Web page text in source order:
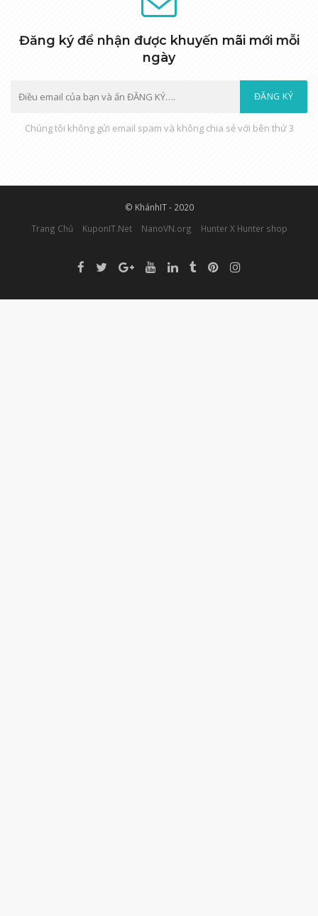
Đăng ký để nhận được khuyến mãi mới mỗi
ngày
ĐĂNG KÝ
Chúng tôi không gửi email spam và không chia sẻ với bên thứ 3
© KhánhIT - 2020
Trang Chủ
KuponIT.Net NanoVN.org Hunter X Hunter shop